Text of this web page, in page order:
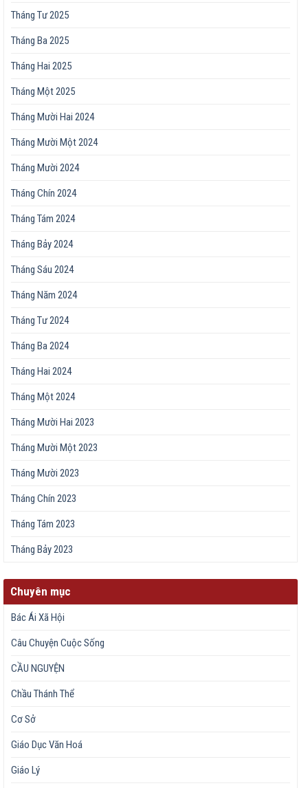
Tháng Tư 2025
Tháng Ba 2025
Tháng Hai 2025
Tháng Một 2025
Tháng Mười Hai 2024
Tháng Mười Một 2024
Tháng Mười 2024
Tháng Chín 2024
Tháng Tám 2024
Tháng Bảy 2024
Tháng Sáu 2024
Tháng Năm 2024
Tháng Tư 2024
Tháng Ba 2024
Tháng Hai 2024
Tháng Một 2024
Tháng Mười Hai 2023
Tháng Mười Một 2023
Tháng Mười 2023
Tháng Chín 2023
Tháng Tám 2023
Tháng Bảy 2023
Chuyên mục
Bác Ái Xã Hội
Câu Chuyện Cuộc Sống
CẦU NGUYỆN
Chầu Thánh Thể
Cơ Sở
Giáo Dục Văn Hoá
Giáo Lý